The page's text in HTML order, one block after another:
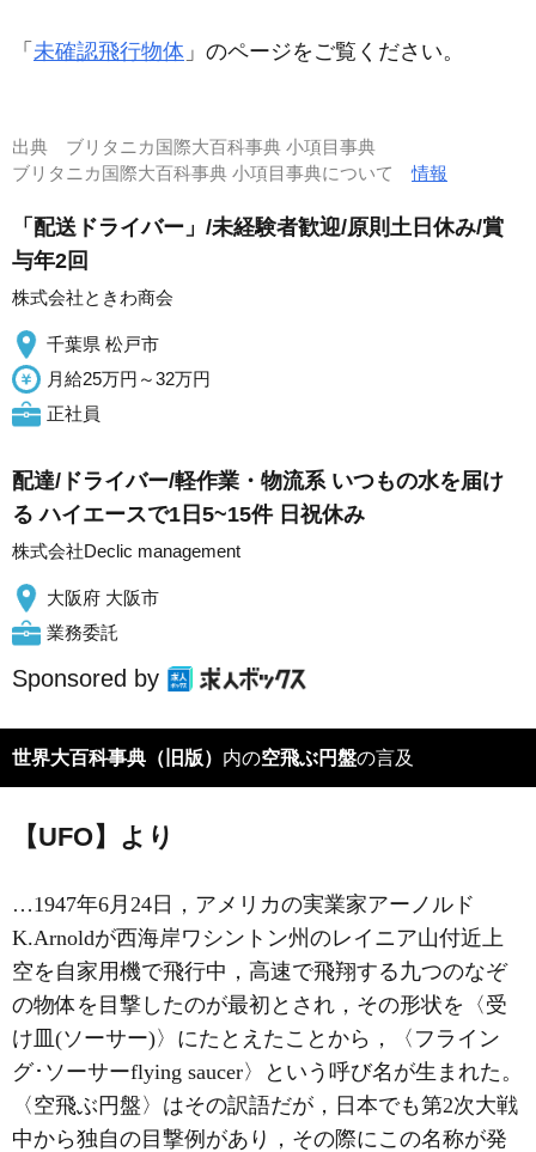
「 未確認飛行物体 」のページをご覧ください。
出典 ブリタニカ国際大百科事典 小項目事典
ブリタニカ国際大百科事典 小項目事典について情報
「配送ドライバー」/未経験者歓迎/原則土日休み/賞
与年2回
株式会社ときわ商会
千葉県 松戸市
月給25万円～32万円
正社員
配達/ドライバー/軽作業・物流系 いつもの水を届け
る ハイエースで1日5~15件 日祝休み
株式会社Declic management
大阪府 大阪市
業務委託
Sponsored by
世界大百科事典（旧版） 内の空飛ぶ円盤の言及
【UFO】より
…1947年6月24日，アメリカの実業家アーノルド
K.Arnoldが西海岸ワシントン州のレイニア山付近上
空を自家用機で飛行中，高速で飛翔する九つのなぞ
の物体を目撃したのが最初とされ，その形状を〈受
け皿(ソーサー)〉にたとえたことから，〈フライン
グ･ソーサーflying saucer〉という呼び名が生まれた。
〈空飛ぶ円盤〉はその訳語だが，日本でも第2次大戦
中から独自の目撃例があり，その際にこの名称が発